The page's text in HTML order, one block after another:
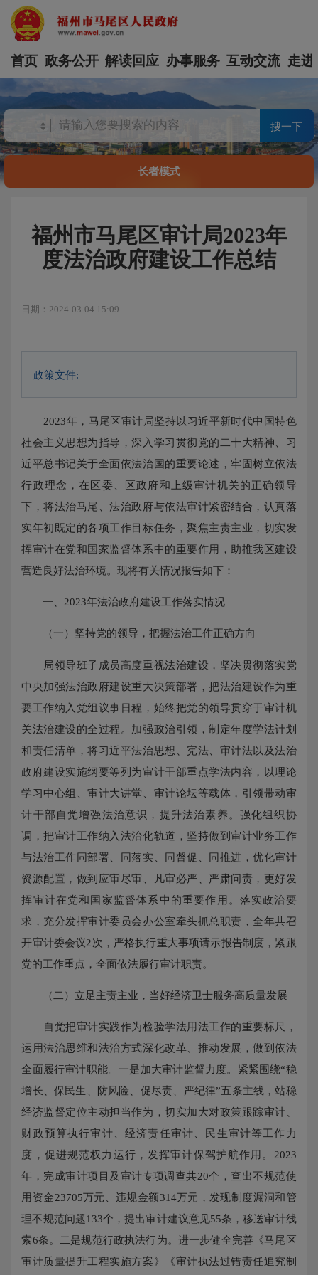
首页 政务公开 解读回应 办事服务 互动交流 走进
搜一下
长者模式
福州市马尾区审计局2023年
度法治政府建设工作总结
日期：2024-03-04 15:09
政策文件:
2023年，马尾区审计局坚持以习近平新时代中国特色
社会主义思想为指导，深入学习贯彻党的二十大精神、习
近平总书记关于全面依法治国的重要论述，牢固树立依法
行政理念，在区委、区政府和上级审计机关的正确领导
下，将法治马尾、法治政府与依法审计紧密结合，认真落
实年初既定的各项工作目标任务，聚焦主责主业，切实发
挥审计在党和国家监督体系中的重要作用，助推我区建设
营造良好法治环境。现将有关情况报告如下：
一、2023年法治政府建设工作落实情况
（一）坚持党的领导，把握法治工作正确方向
局领导班子成员高度重视法治建设，坚决贯彻落实党
中央加强法治政府建设重大决策部署，把法治建设作为重
要工作纳入党组议事日程，始终把党的领导贯穿于审计机
关法治建设的全过程。加强政治引领，制定年度学法计划
和责任清单，将习近平法治思想、宪法、审计法以及法治
政府建设实施纲要等列为审计干部重点学法内容，以理论
学习中心组、审计大讲堂、审计论坛等载体，引领带动审
计干部自觉增强法治意识，提升法治素养。强化组织协
调，把审计工作纳入法治化轨道，坚持做到审计业务工作
与法治工作同部署、同落实、同督促、同推进，优化审计
资源配置，做到应审尽审、凡审必严、严肃问责，更好发
挥审计在党和国家监督体系中的重要作用。落实政治要
求，充分发挥审计委员会办公室牵头抓总职责，全年共召
开审计委会议2次，严格执行重大事项请示报告制度，紧跟
党的工作重点，全面依法履行审计职责。
（二）立足主责主业，当好经济卫士服务高质量发展
自觉把审计实践作为检验学法用法工作的重要标尺，
运用法治思维和法治方式深化改革、推动发展，做到依法
全面履行审计职能。一是加大审计监督力度。紧紧围绕“稳
增长、保民生、防风险、促尽责、严纪律”五条主线，站稳
经济监督定位主动担当作为，切实加大对政策跟踪审计、
财政预算执行审计、经济责任审计、民生审计等工作力
度，促进规范权力运行，发挥审计保驾护航作用。2023
年，完成审计项目及审计专项调查共20个，查出不规范使
用资金23705万元、违规金额314万元，发现制度漏洞和管
理不规范问题133个，提出审计建议意见55条，移送审计线
索6条。二是规范行政执法行为。进一步健全完善《马尾区
审计质量提升工程实施方案》《审计执法过错责任追究制